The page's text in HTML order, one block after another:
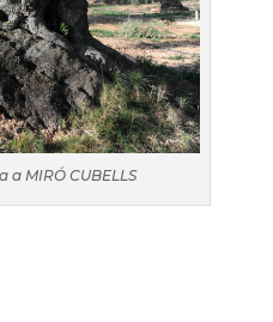
a MIRÓ CUBELLS